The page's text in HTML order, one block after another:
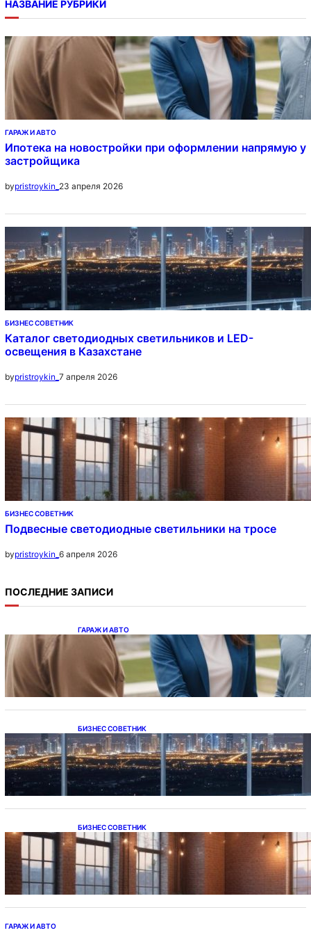
НАЗВАНИЕ РУБРИКИ
ГАРАЖ И АВТО
Ипотека на новостройки при оформлении напрямую у
застройщика
bypristroykin_ 23 апреля 2026
БИЗНЕС СОВЕТНИК
Каталог светодиодных светильников и LED-
освещения в Казахстане
bypristroykin_ 7 апреля 2026
БИЗНЕС СОВЕТНИК
Подвесные светодиодные светильники на тросе
bypristroykin_ 6 апреля 2026
ПОСЛЕДНИЕ ЗАПИСИ
ГАРАЖ И АВТО
Ипотека на новостройки при оформлении
напрямую у застройщика
БИЗНЕС СОВЕТНИК
Каталог светодиодных светильников и
LED-освещения в Казахстане
БИЗНЕС СОВЕТНИК
Подвесные светодиодные светильники на
тросе
ГАРАЖ И АВТО